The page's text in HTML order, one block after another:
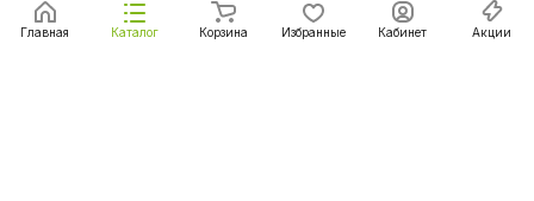
Главная Каталог Корзина Избранные Кабинет Акции